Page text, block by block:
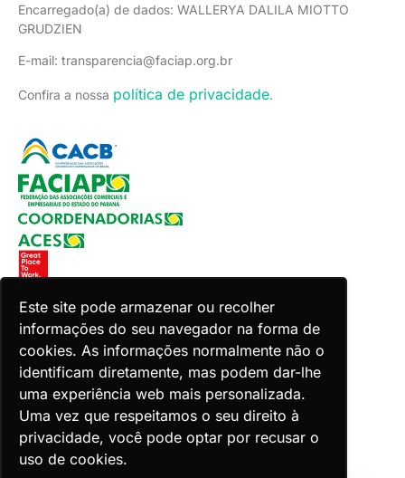
Este site pode armazenar ou recolher
informações do seu navegador na forma de
cookies. As informações normalmente não o
identificam diretamente, mas podem dar-lhe
uma experiência web mais personalizada.
Uma vez que respeitamos o seu direito à
privacidade, você pode optar por recusar o
uso de cookies.
Encarregado(a) de dados: WALLERYA DALILA MIOTTO
GRUDZIEN
E-mail: transparencia@faciap.org.br
Confira a nossa política de privacidade.
Copyright 2026 Faciap. Todos os direitos reservados.
Desenvolvido por Zion ACES.